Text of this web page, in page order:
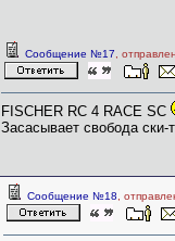
Сообщение №17 ,
FISCHER RC 4 RACE SC
Засасывает свобода ски-
Сообщение №18 ,